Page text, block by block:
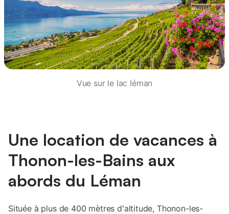
Vue sur le lac léman
Une location de vacances à
Thonon-les-Bains aux
abords du Léman
Située à plus de 400 mètres d'altitude, Thonon-les-